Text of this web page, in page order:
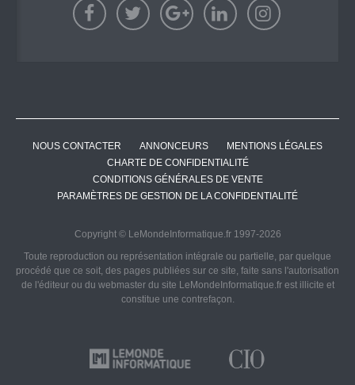
NOUS CONTACTER ANNONCEURS
MENTIONS LÉGALES
CHARTE DE CONFIDENTIALITÉ
CONDITIONS GÉNÉRALES DE VENTE
PARAMÈTRES DE GESTION DE LA CONFIDENTIALITÉ
Copyright © LeMondeInformatique.fr 1997-2026
Toute reproduction ou représentation intégrale ou partielle, par quelque
procédé que ce soit, des pages publiées sur ce site, faite sans l'autorisation
de l'éditeur ou du webmaster du site LeMondeInformatique.fr est illicite et
constitue une contrefaçon.